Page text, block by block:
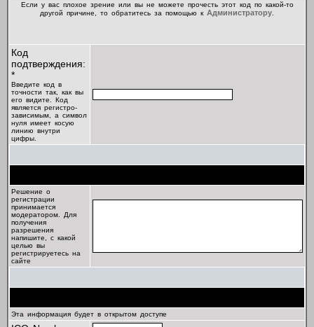
Если у вас плохое зрение или вы не можете прочесть этот код по какой-то
другой причине, то обратитесь за помощью к Администратору
Код
подтверждения:
*
Введите код в
точности так, как вы
его видите. Код
является регистро-
зависимым, а символ
нуля имеет косую
линию внутри
цифры.
Решение о
регистрации
принимается
модератором. Для
получения
разрешения
напишите, с какой
целью вы
регистрируетесь на
сайте
Эта информация будет в открытом доступе